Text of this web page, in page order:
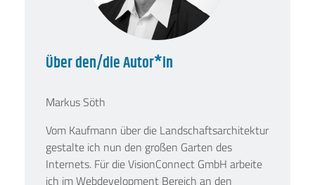
Über den/die Autor*in
Markus Söth
Vom Kaufmann über die Landschaftsarchitektur
gestalte ich nun den großen Garten des
Internets. Für die VisionConnect GmbH arbeite
ich im Webdevelopment Bereich an den